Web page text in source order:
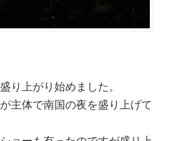
り上がり始めました。
主体で南国の夜を盛り上げて